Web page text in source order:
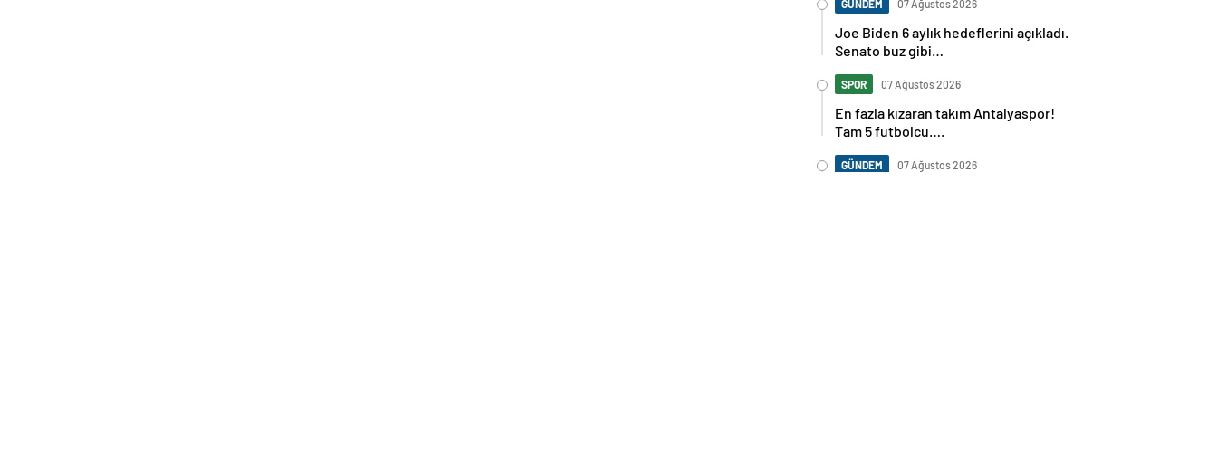
GÜNDEM 07 Ağustos 2026
Joe Biden 6 aylık hedeflerini açıkladı.
Senato buz gibi…
SPOR 07 Ağustos 2026
En fazla kızaran takım Antalyaspor!
Tam 5 futbolcu….
GÜNDEM 07 Ağustos 2026